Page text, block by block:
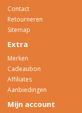
Contact
Retourneren
Sitemap
Extra
Merken
Cadeaubon
Affiliates
Aanbiedingen
Mijn account